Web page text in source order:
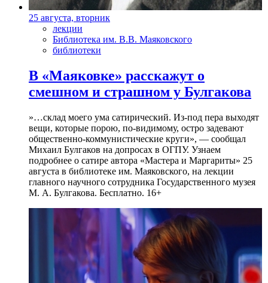
25 августа, вторник
лекции
Библиотека им. В.В. Маяковского
библиотеки
В «Маяковке» расскажут о
смешном и страшном у Булгакова
»…склад моего ума сатирический. Из-под пера выходят
вещи, которые порою, по-видимому, остро задевают
общественно-коммунистические круги», — сообщал
Михаил Булгаков на допросах в ОГПУ. Узнаем
подробнее о сатире автора «Мастера и Маргариты» 25
августа в библиотеке им. Маяковского, на лекции
главного научного сотрудника Государственного музея
М. А. Булгакова. Бесплатно. 16+